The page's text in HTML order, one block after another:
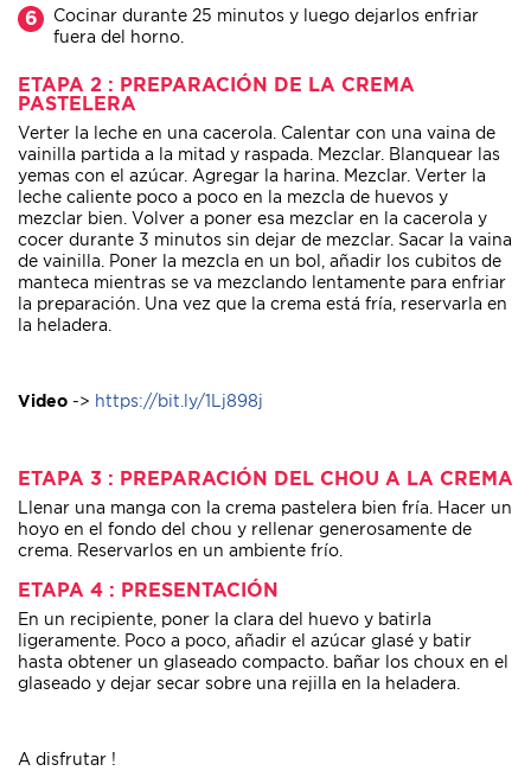
Cocinar durante 25 minutos y luego dejarlos enfriar
fuera del horno.
ETAPA 2 : PREPARACIÓN DE LA CREMA
PASTELERA
Verter la leche en una cacerola. Calentar con una vaina de
vainilla partida a la mitad y raspada. Mezclar. Blanquear las
yemas con el azúcar. Agregar la harina. Mezclar. Verter la
leche caliente poco a poco en la mezcla de huevos y
mezclar bien. Volver a poner esa mezclar en la cacerola y
cocer durante 3 minutos sin dejar de mezclar. Sacar la vaina
de vainilla. Poner la mezcla en un bol, añadir los cubitos de
manteca mientras se va mezclando lentamente para enfriar
la preparación. Una vez que la crema está fría, reservarla en
la heladera.
Video -> https://bit.ly/1Lj898j
ETAPA 3 : PREPARACIÓN DEL CHOU A LA CREMA
Llenar una manga con la crema pastelera bien fría. Hacer un
hoyo en el fondo del chou y rellenar generosamente de
crema. Reservarlos en un ambiente frío.
ETAPA 4 : PRESENTACIÓN
En un recipiente, poner la clara del huevo y batirla
ligeramente. Poco a poco, añadir el azúcar glasé y batir
hasta obtener un glaseado compacto. bañar los choux en el
glaseado y dejar secar sobre una rejilla en la heladera.
A disfrutar !